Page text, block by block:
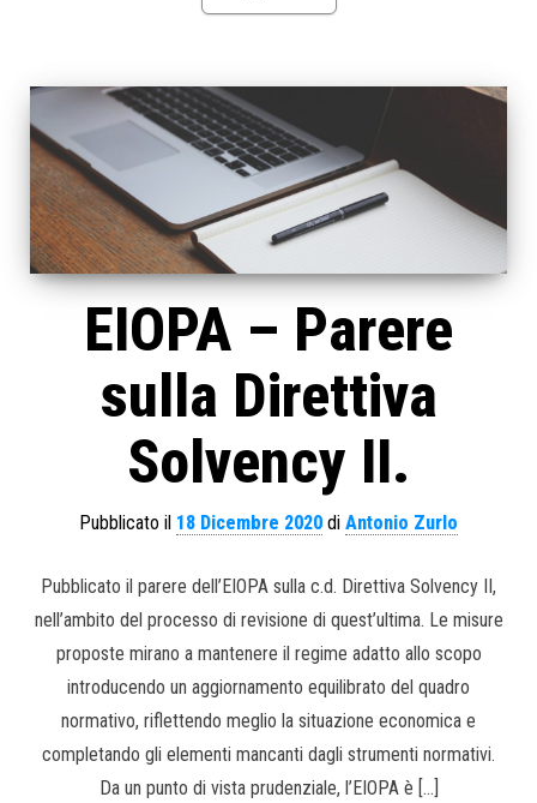
EIOPA – Parere
sulla Direttiva
Solvency II.
Pubblicato il 18 Dicembre 2020 di Antonio Zurlo
Pubblicato il parere dell’EIOPA sulla c.d. Direttiva Solvency II,
nell’ambito del processo di revisione di quest’ultima. Le misure
proposte mirano a mantenere il regime adatto allo scopo
introducendo un aggiornamento equilibrato del quadro
normativo, riflettendo meglio la situazione economica e
completando gli elementi mancanti dagli strumenti normativi.
Da un punto di vista prudenziale, l’EIOPA è […]